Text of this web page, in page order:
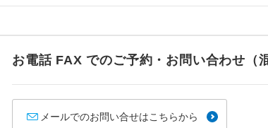
お電話 FAX でのご予約・お問い合わせ（
メールでのお問い合せはこちらから
ホテル指定